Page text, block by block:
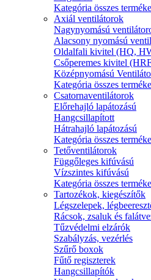
Kategória összes terméke
Axiál ventilátorok
Nagynyomású
Alacsony nyomású
Oldalfali kivitel (HQ,
Csőperemes kivitel
Középnyomású
Kategória összes terméke
Csatornaventilátorok
Előrehajló lapátozású
Hangcsillapított
Hátrahajló lapátozású
Kategória összes terméke
Tetőventilátorok
Függőleges kifúvású
Vízszintes kifúvású
Kategória összes terméke
Tartozékok, kiegészítők
Légszelepek,
Rácsok, zsaluk és
Tűzvédelmi elzárók
Szabályzás, vezérlés
Szűrő boxok
Fűtő regiszterek
Hangcsillapítók